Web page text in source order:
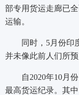
部专用货运走廊已
运输。
同时，5月份印度
并未像此前人们所
自2020年10月份
最高货运纪录。其